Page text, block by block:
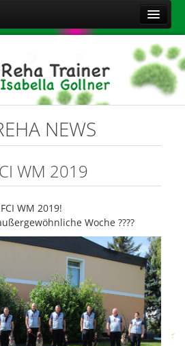
NEWS
WM 2019
WM 2019!
Woche ????